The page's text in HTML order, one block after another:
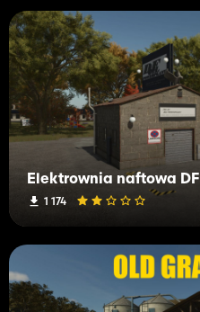
Elektrownia naftowa DF
1 174